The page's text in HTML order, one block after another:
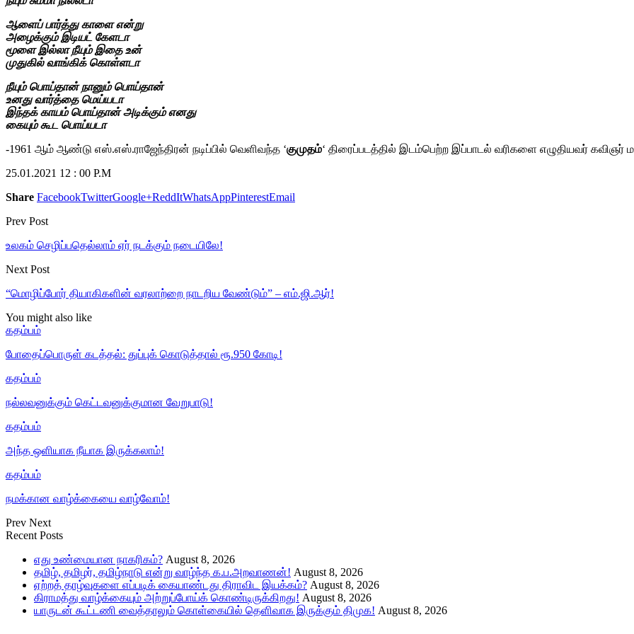
ஆளைப் பார்த்து காளை என்று
அழைக்கும் இடியட் கேளடா
மூளை இல்லா நீயும் இதை உன்
முதுகில் வாங்கிக் கொள்ளடா
நீயும் பொய்தான் நானும் பொய்தான்
உனது வார்த்தை மெய்யடா
இந்தக் காயம் பொய்தான் அடிக்கும் எனது
கையும் கூட பொய்யடா
-1961 ஆம் ஆண்டு எஸ்.எஸ்.ராஜேந்திரன் நடிப்பில் வெளிவந்த ‘குமுதம்‘ திரைப்படத்தில் இடம்பெற்ற இப்பாடல் வரிகளை எழுதியவர் கவிஞர்
25.01.2021 12 : 00 P.M
Share FacebookTwitterGoogle+ReddItWhatsAppPinterestEmail
Prev Post
உலகம் செழிப்பதெல்லாம் ஏர் நடக்கும் நடையிலே!
Next Post
“மொழிப்போர் தியாகிகளின் வரலாற்றை நாடறிய வேண்டும்” – எம்.ஜி.ஆர்!
You might also like
கதம்பம்
போதைப்பொருள் கடத்தல்: துப்புக் கொடுத்தால் ரூ.950 கோடி!
கதம்பம்
நல்லவனுக்கும் கெட்டவனுக்குமான வேறுபாடு!
கதம்பம்
அந்த ஒளியாக நீயாக இருக்கலாம்!
கதம்பம்
நமக்கான வாழ்க்கையை வாழ்வோம்!
Prev Next
Recent Posts
எது உண்மையான நாகரிகம்? August 8, 2026
தமிழ், தமிழர், தமிழ்நாடு என்று வாழ்ந்த க.ப.அறவாணன்! August 8, 2026
ஏற்றத் தாழ்வுகளை எப்படிக் கையாண்டது திராவிட இயக்கம்? August 8, 2026
கிராமத்து வாழ்க்கையும் அற்றுப்போய்க் கொண்டிருக்கிறது! August 8, 2026
யாருடன் கூட்டணி வைத்தாலும் கொள்கையில் தெளிவாக இருக்கும் திமுக! August 8, 2026